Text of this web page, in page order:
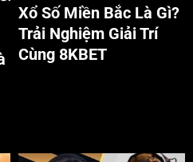
Xổ Số Miền Bắc Là Gì?
Trải Nghiệm Giải Trí
Cùng 8KBET